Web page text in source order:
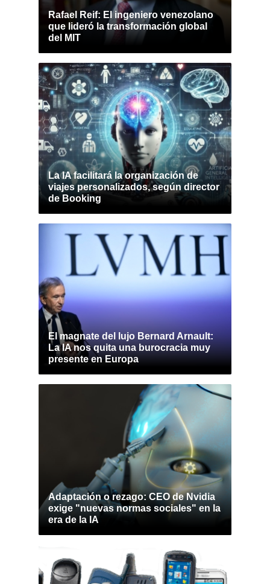
Rafael Reif: El ingeniero venezolano
que lideró la transformación global
del MIT
La IA facilitará la organización de
viajes personalizados, según director
de Booking
El magnate del lujo Bernard Arnault:
La IA nos quita una burocracia muy
presente en Europa
Adaptación o rezago: CEO de Nvidia
exige "nuevas normas sociales" en la
era de la IA